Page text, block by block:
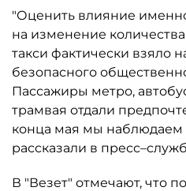
"Оценить влияние
на изменение
такси фактически взяло
безопасного
Пассажиры метро,
трамвая отдали
конца мая мы наблюдаем
рассказали в
В "Везет" отмечают, что